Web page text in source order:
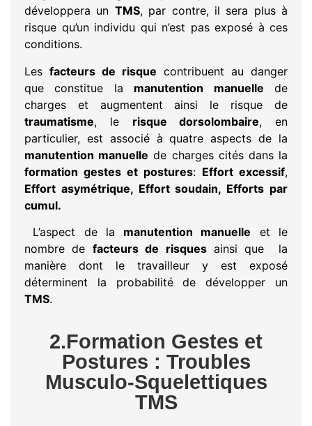
développera un TMS, par contre, il sera plus à
risque qu’un individu qui n’est pas exposé à ces
conditions.
Les facteurs de risque contribuent au danger
que constitue la manutention manuelle de
charges et augmentent ainsi le risque de
traumatisme, le risque dorsolombaire, en
particulier, est associé à quatre aspects de la
manutention manuelle de charges cités dans la
formation gestes et postures: Effort excessif,
Effort asymétrique, Effort soudain, Efforts par
cumul.
L’aspect de la manutention manuelle et le
nombre de facteurs de risquesainsi que la
manière dont le travailleur y est exposé
déterminent la probabilité de développer un
TMS.
2.Formation Gestes et
Postures : Troubles
Musculo-Squelettiques
TMS